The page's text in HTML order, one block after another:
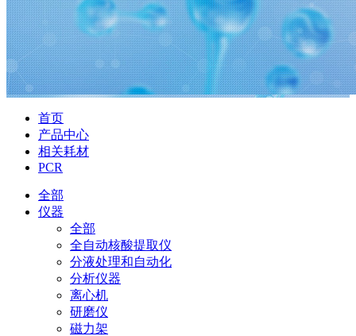
首页
产品中心
相关耗材
PCR
全部
仪器
全部
全自动核酸提取仪
分液处理和自动化
分析仪器
离心机
研磨仪
磁力架